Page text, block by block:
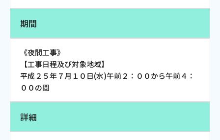
おトクな情報
期間
《夜間工事》
【工事日程及び対象地域】
平成２５年７月１０日(水)午前２：００から午前４：
００の間
詳細